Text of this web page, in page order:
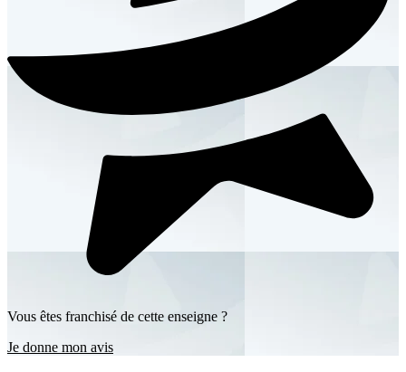
Vous êtes franchisé de cette enseigne ?
Je donne mon avis